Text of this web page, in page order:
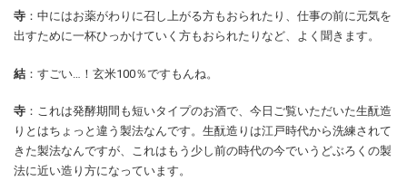
寺 ：中にはお薬がわりに召し上がる方もおられたり、仕事の前に元気を
出すために一杯ひっかけていく方もおられたりなど、よく聞きます。
結 ：すごい…！玄米100％ですもんね。
寺 ：これは発酵期間も短いタイプのお酒で、今日ご覧いただいた生酛造
りとはちょっと違う製法なんです。生酛造りは江戸時代から洗練されて
きた製法なんですが、これはもう少し前の時代の今でいうどぶろくの製
法に近い造り方になっています。